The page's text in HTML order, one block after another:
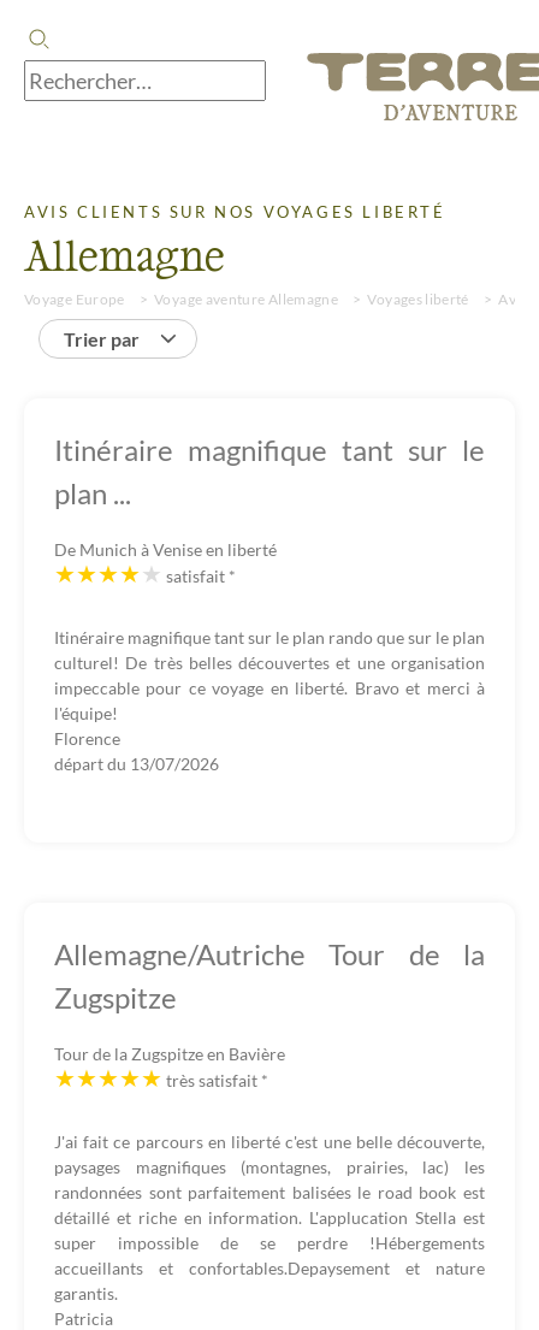
AVIS CLIENTS SUR NOS VOYAGES LIBERTÉ
Allemagne
Voyage Europe Voyage aventure Allemagne Voyages liberté Avis
Trier par
Itinéraire magnifique tant sur le
plan ...
De Munich à Venise en liberté
satisfait *
Itinéraire magnifique tant sur le plan rando que sur le plan
culturel! De très belles découvertes et une organisation
impeccable pour ce voyage en liberté. Bravo et merci à
l'équipe!
Florence
départ du 13/07/2026
Allemagne/Autriche Tour de la
Zugspitze
Tour de la Zugspitze en Bavière
très satisfait *
J'ai fait ce parcours en liberté c'est une belle découverte,
paysages magnifiques (montagnes, prairies, lac) les
randonnées sont parfaitement balisées le road book est
détaillé et riche en information. L'applucation Stella est
super impossible de se perdre !Hébergements
accueillants et confortables.Depaysement et nature
garantis.
Patricia